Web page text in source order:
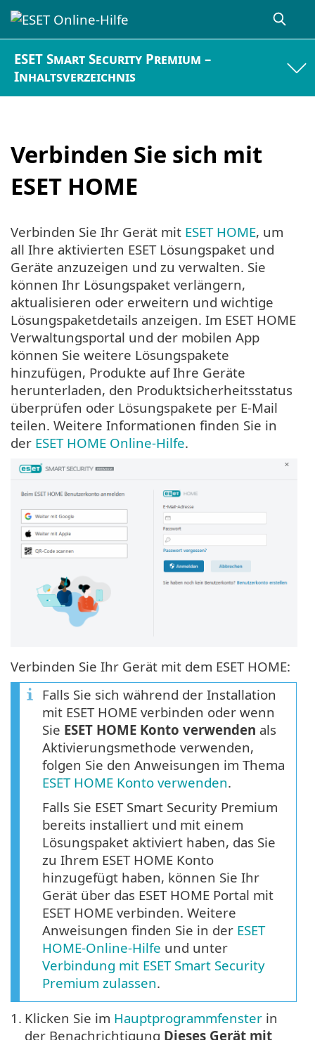
ESET Smart Security Premium –
Inhaltsverzeichnis
Verbinden Sie sich mit
ESET HOME
Verbinden Sie Ihr Gerät mit ESET HOME, um
all Ihre aktivierten ESET Lösungspaket und
Geräte anzuzeigen und zu verwalten. Sie
können Ihr Lösungspaket verlängern,
aktualisieren oder erweitern und wichtige
Lösungspaketdetails anzeigen. Im ESET HOME
Verwaltungsportal und der mobilen App
können Sie weitere Lösungspakete
hinzufügen, Produkte auf Ihre Geräte
herunterladen, den Produktsicherheitsstatus
überprüfen oder Lösungspakete per E-Mail
teilen. Weitere Informationen finden Sie in
der ESET HOME Online-Hilfe.
Verbinden Sie Ihr Gerät mit dem ESET HOME:
Falls Sie sich während der Installation
mit ESET HOME verbinden oder wenn
Sie ESET HOME Konto verwenden als
Aktivierungsmethode verwenden,
folgen Sie den Anweisungen im Thema
ESET HOME Konto verwenden.
Falls Sie ESET Smart Security Premium
bereits installiert und mit einem
Lösungspaket aktiviert haben, das Sie
zu Ihrem ESET HOME Konto
hinzugefügt haben, können Sie Ihr
Gerät über das ESET HOME Portal mit
ESET HOME verbinden. Weitere
Anweisungen finden Sie in der ESET
HOME-Online-Hilfe und unter
Verbindung mit ESET Smart Security
Premium zulassen.
1. Klicken Sie im Hauptprogrammfenster in
der Benachrichtigung Dieses Gerät mit